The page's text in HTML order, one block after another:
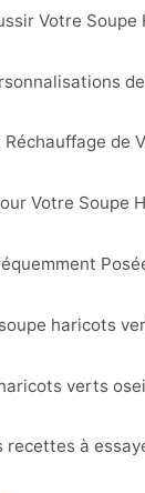
Votre
de
Votre Soupe
haricots
verts
recettes à